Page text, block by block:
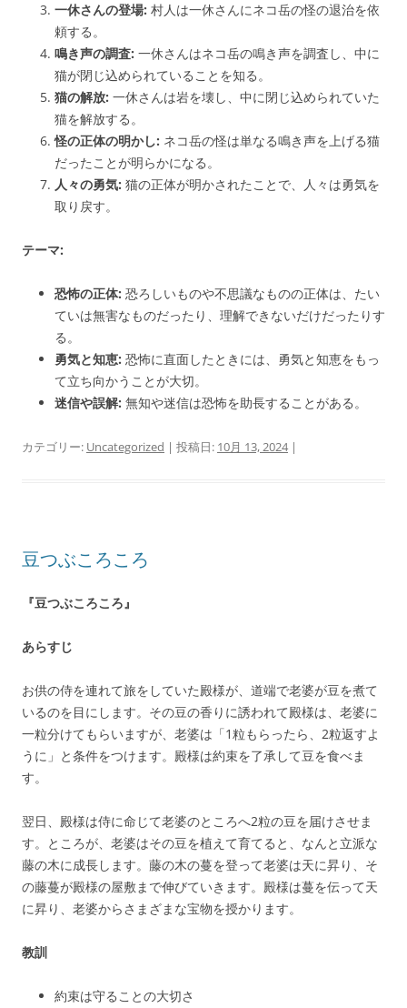
一休さんの登場: 村人は一休さんにネコ岳の怪の退治を依
頼する。
鳴き声の調査: 一休さんはネコ岳の鳴き声を調査し、中に
猫が閉じ込められていることを知る。
猫の解放: 一休さんは岩を壊し、中に閉じ込められていた
猫を解放する。
怪の正体の明かし: ネコ岳の怪は単なる鳴き声を上げる猫
だったことが明らかになる。
人々の勇気: 猫の正体が明かされたことで、人々は勇気を
取り戻す。
テーマ:
恐怖の正体: 恐ろしいものや不思議なものの正体は、たい
ていは無害なものだったり、理解できないだけだったりす
る。
勇気と知恵: 恐怖に直面したときには、勇気と知恵をもっ
て立ち向かうことが大切。
迷信や誤解: 無知や迷信は恐怖を助長することがある。
カテゴリー: Uncategorized | 投稿日: 10月 13, 2024|
豆つぶころころ
『豆つぶころころ』
あらすじ
お供の侍を連れて旅をしていた殿様が、道端で老婆が豆を煮て
いるのを目にします。その豆の香りに誘われて殿様は、老婆に
一粒分けてもらいますが、老婆は「1粒もらったら、2粒返すよ
うに」と条件をつけます。殿様は約束を了承して豆を食べま
す。
翌日、殿様は侍に命じて老婆のところへ2粒の豆を届けさせま
す。ところが、老婆はその豆を植えて育てると、なんと立派な
藤の木に成長します。藤の木の蔓を登って老婆は天に昇り、そ
の藤蔓が殿様の屋敷まで伸びていきます。殿様は蔓を伝って天
に昇り、老婆からさまざまな宝物を授かります。
教訓
約束は守ることの大切さ